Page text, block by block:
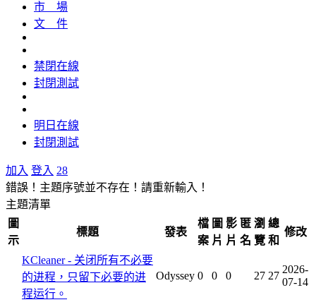
市 場
文 件
禁閉在線
封閉測試
明日在線
封閉測試
加入 登入 28
錯誤！主題序號並不存在！請重新輸入！
主題清單
圖
示
標題 發表
檔
案
圖
片
影
片
匿
名
瀏
覽
總
和
修改
KCleaner - 关闭所有不必要
的进程，只留下必要的进
程运行。
Odyssey 0 0 0 27 27
2026-
07-14